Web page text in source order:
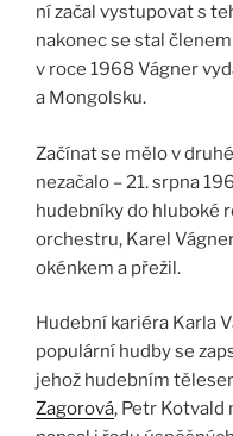
ní začal vystupovat s
nakonec se stal
v roce 1968 Vágner
a Mongolsku.
Začínat se mělo v
nezačalo – 21. srpna
hudebníky do hluboké
orchestru, Karel
okénkem a přežil.
Hudební kariéra Karla
populární hudby se
jehož hudebním
Zagorová, Petr Kotvald